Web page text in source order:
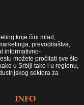
koje čini mlad,
prevodilaštva,
informativno-
možete pročitati sve što
u Srbiji tako i u regionu,
sektora za
INFO